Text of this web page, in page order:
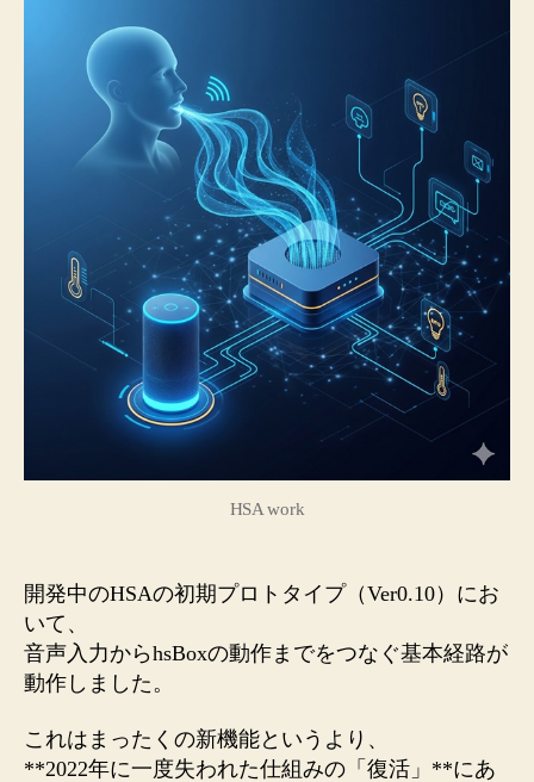
声
で
hsBox
を
操
す
る
仕
組
の
最
初
の
し
（HSA
の
HSA work
開発中のHSAの初期プロトタイプ（Ver0.10）にお
いて、
音声入力からhsBoxの動作までをつなぐ基本経路が
動作しました。
これはまったくの新機能というより、
**2022年に一度失われた仕組みの「復活」**にあ